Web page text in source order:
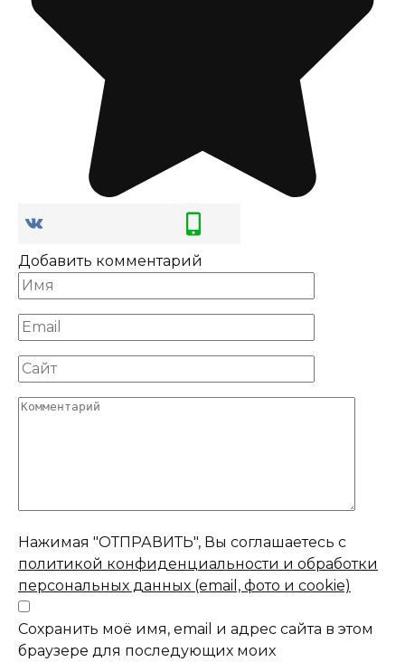
Добавить комментарий
Имя
*
Email
*
Сайт
Комментарий
Нажимая "ОТПРАВИТЬ", Вы соглашаетесь с
политикой конфиденциальности и обработки
персональных данных (email, фото и cookie)
Сохранить моё имя, email и адрес сайта в этом
браузере для последующих моих